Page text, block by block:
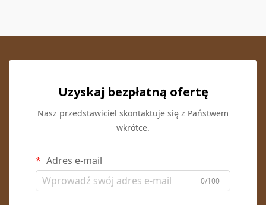
Uzyskaj bezpłatną ofertę
Nasz przedstawiciel skontaktuje się z Państwem
wkrótce.
Adres e-mail
0/100